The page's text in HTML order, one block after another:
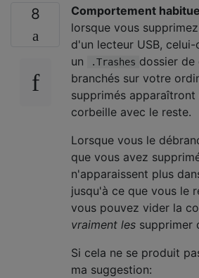
8
Comportement
lorsque vous
d'un lecteur USB,
un
.Trashes dossier de
branchés sur votre
supprimés
corbeille avec le reste.
Lorsque vous le
que vous avez
n'apparaissent plus
jusqu'à ce que vous le
vous pouvez vider la
vraiment les supprimer
Si cela ne se produit
ma suggestion: